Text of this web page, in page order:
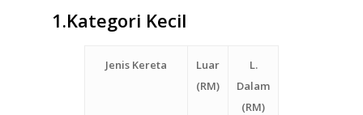
1.Kategori Kecil
Jenis Kereta
Luar
(RM)
L.
Dalam
(RM)